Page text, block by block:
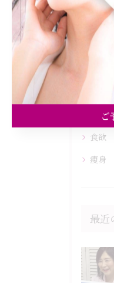
カテ
全て
ダイ
美容
食欲
痩身
最近
ご